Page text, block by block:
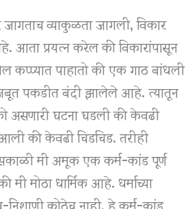
व्याकुळता जागली, विकार
प्रयत्न करेल की विकारांपासून
पाहातो की एक गाठ बांधली
पकडीत बंदी झालेले आहे. त्यातून
असणारी घटना घडली की केवढी
की केवढी चिडचिड. तरीही
मी अमूक एक कर्म-कांड पूर्ण
मोठा धार्मिक आहे. धर्माच्या